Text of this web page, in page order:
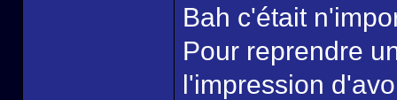
Bah c'était
Pour reprendre
l'impression